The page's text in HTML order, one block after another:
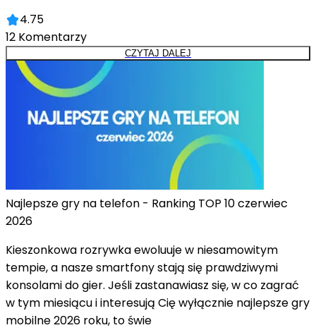
4.75
12 Komentarzy
CZYTAJ DALEJ
Najlepsze gry na telefon - Ranking TOP 10 czerwiec
2026
Kieszonkowa rozrywka ewoluuje w niesamowitym
tempie, a nasze smartfony stają się prawdziwymi
konsolami do gier. Jeśli zastanawiasz się, w co zagrać
w tym miesiącu i interesują Cię wyłącznie najlepsze gry
mobilne 2026 roku, to świe